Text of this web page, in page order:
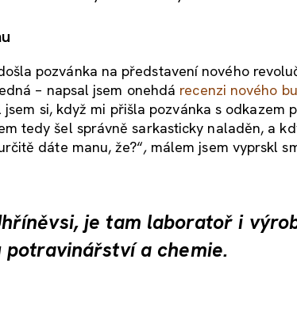
pozvánka na představení nového
– napsal jsem onehdá recenzi nového
si, když mi přišla pozvánka s odkazem
tedy šel správně sarkasticky naladěn, a
dáte manu, že?“, málem jsem vyprskl
je tam laboratoř i
a chemie.